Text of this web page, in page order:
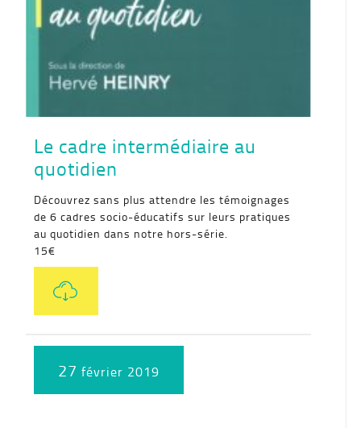
Le cadre intermédiaire au
quotidien
Découvrez sans plus attendre les témoignages
de 6 cadres socio-éducatifs sur leurs pratiques
au quotidien dans notre hors-série.
15€
27 février 2019